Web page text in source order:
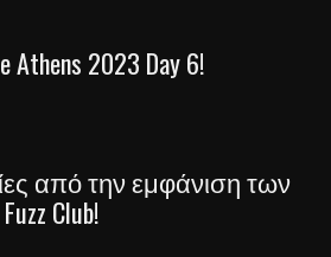
Athens 2023 Day 6!
από την εμφάνιση των
Club!